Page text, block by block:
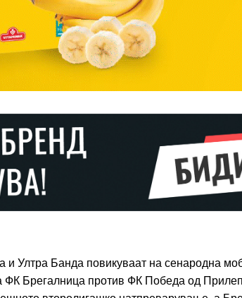
/ forever
free:
nibh, lobortis sit
euismod ac
erat condimentum
est ac felis
natoque dolor
и Ултра Банда повикуваат на сенародна
ФК Брегалница против ФК Победа од